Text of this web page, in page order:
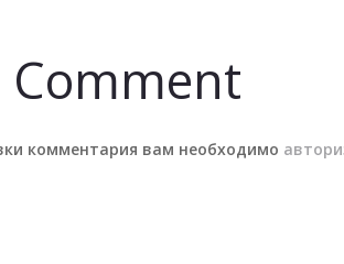
Comment
комментария вам необходимо